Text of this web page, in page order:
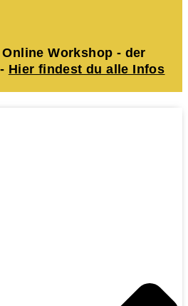
Online Workshop - der
Hier findest du alle Infos